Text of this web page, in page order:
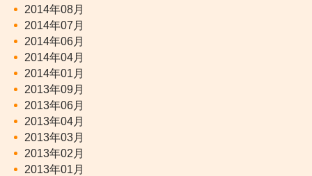
2014年08月
2014年07月
2014年06月
2014年04月
2014年01月
2013年09月
2013年06月
2013年04月
2013年03月
2013年02月
2013年01月